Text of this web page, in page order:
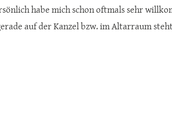
habe mich schon oftmals sehr
auf der Kanzel bzw. im Altarraum